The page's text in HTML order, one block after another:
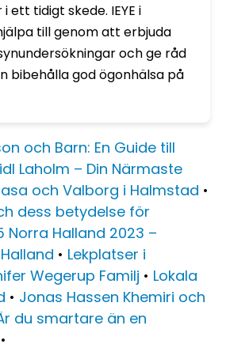
ett tidigt skede. IEYE i
till genom att erbjuda
och ge råd
bibehålla god ögonhälsa på
och Barn: En Guide till
Laholm – Din Närmaste
och Valborg i Halmstad •
dess betydelse för
Norra Halland 2023 –
• Lekplatser i
Wegerup Familj • Lokala
• Jonas Hassen Khemiri och
du smartare än en
•